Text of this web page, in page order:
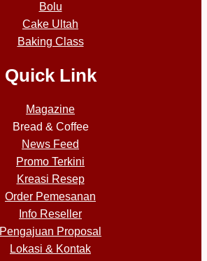
Bolu
Cake Ultah
Baking Class
Quick Link
Magazine
Bread & Coffee
News Feed
Promo Terkini
Kreasi Resep
Order Pemesanan
Info Reseller
Pengajuan Proposal
Lokasi & Kontak